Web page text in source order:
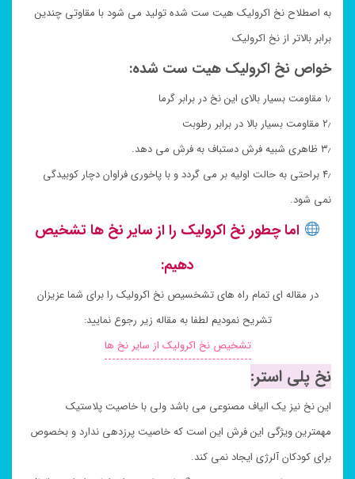
به اصطلاح نخ اکرولیک هیت ست شده تولید می شود با مقاوتی چندین
برابر بالاتر از نخ اکرولیک
خواص نخ اکرولیک هیت ست شده:
۱٫ مقاومت بسیار بالای این نخ در برابر گرما
۲٫ مقاومت بسیار بالا در برابر رطوبت
۳٫ ظاهری شبیه فرش دستباف به فرش می دهد.
۴٫ براحتی به حالت اولیه بر می گردد و با پاخوری فراوان دچار کوبیدگی
نمی شود.
اما چطور نخ اکرولیک را از سایر نخ ها تشخیص
دهیم:
در مقاله ای تمام راه های تشخسیص نخ اکرولیک را برای شما عزیزان
تشریح نمودیم لطفا به مقاله زیر رجوع نمایید:
تشخیص نخ اکرولیک از سایر نخ ها
نخ پلی استر:
این نخ نیز یک الیاف مصنوعی می باشد ولی با خاصیت پلاستیک
مهمترین ویژگی این فرش این است که خاصیت پرزدهی ندارد و بخصوص
برای کودکان آلرژی ایجاد نمی کند.